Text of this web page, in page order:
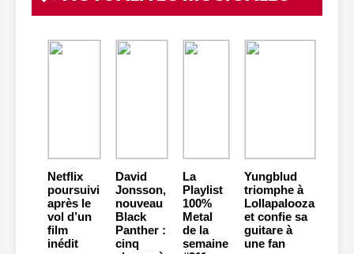
Netflix
poursuivi
après le
vol d’un
film
inédit
David
Jonsson,
nouveau
Black
Panther :
cinq
La
Playlist
100%
Metal
de la
semaine
Yungblud
triomphe à
Lollapalooza
et confie sa
guitare à
une fan